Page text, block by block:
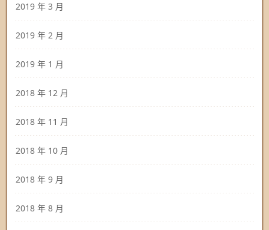
2019 年 3 月
2019 年 2 月
2019 年 1 月
2018 年 12 月
2018 年 11 月
2018 年 10 月
2018 年 9 月
2018 年 8 月